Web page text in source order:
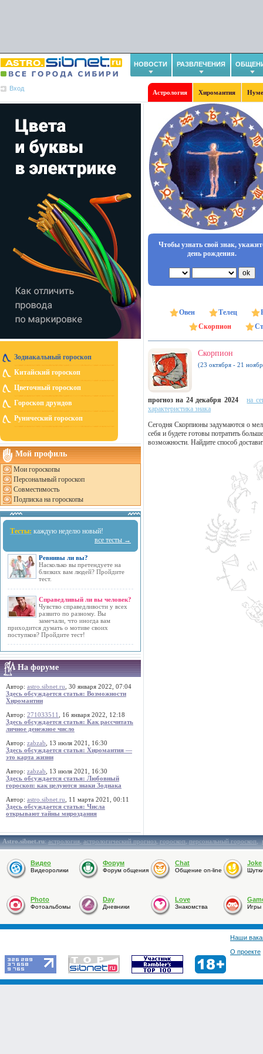
НОВОСТИ РАЗВЛЕЧЕНИЯ
Вход
Астрология Хиромантия
Зодиакальный гороскоп
Китайский гороскоп
Цветочный гороскоп
Гороскоп друидов
Рунический гороскоп
Мой профиль
Мои гороскопы
Персональный гороскоп
Совместимость
Подписка на гороскопы
Тесты: каждую неделю новый!
все тесты →
Ревнивы ли вы?
Насколько вы претендуете на
близких вам людей? Пройдите
тест.
Справедливый ли вы человек?
Чувство справедливости у всех
развито по разному. Вы
замечали, что иногда вам
приходится думать о мотиве своих
поступков? Пройдите тест!
На форуме
Автор: astro.sibnet.ru , 30 января 2022, 07:04
Здесь обсуждается статья: Возможности
Хиромантии
Автор: 271033511
, 16 января 2022, 12:18
Здесь обсуждается статья: Как рассчитать
личное денежное число
Автор: zabzab , 13 июля 2021, 16:30
Здесь обсуждается статья: Хиромантия —
это карта жизни
Автор: zabzab , 13 июля 2021, 16:30
Здесь обсуждается статья: Любовный
гороскоп: как целуются знаки Зодиака
Автор: astro.sibnet.ru , 11 марта 2021, 00:11
Здесь обсуждается статья: Числа
открывают тайны мироздания
Чтобы узнать свой знак,
день рождения.
Овен Телец
Скорпион
Скорпион
(23 октября - 21
прогноз на 24 декабря 2024
на
характеристика знака
Сегодня Скорпионы задумаются о
себя и будете готовы потратить
возможности. Найдите способ
Astro.sibnet.ru:астрология,астрологический прогноз,гороскоп,персональный гороскоп,
Видео
Видеоролики
Форум
Форум общения
Chat
Общение on-line
Joke
Photo
Фотоальбомы
Day
Дневники
Love
Знакомства Игры
Наши
О проекте